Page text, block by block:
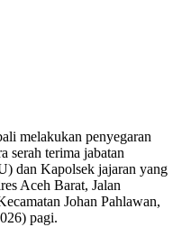
melakukan penyegaran
serah terima jabatan
dan Kapolsek jajaran yang
Aceh Barat, Jalan
Johan Pahlawan,
pagi.